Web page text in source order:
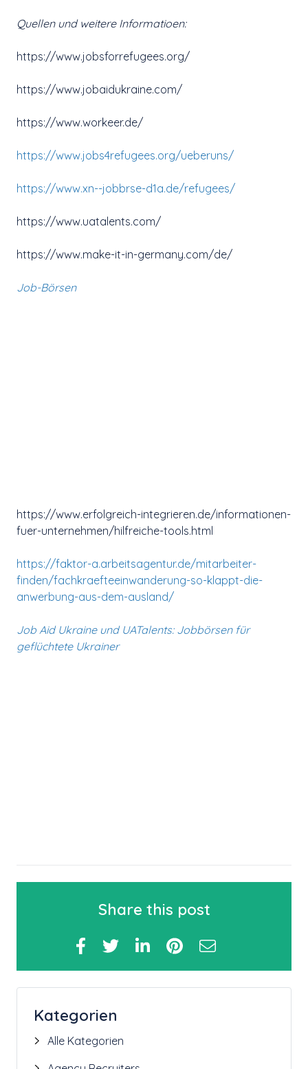
Quellen und weitere Informatioen:
https://www.jobsforrefugees.org/
https://www.jobaidukraine.com/
https://www.workeer.de/
https://www.jobs4refugees.org/ueberuns/
https://www.xn--jobbrse-d1a.de/refugees/
https://www.uatalents.com/
https://www.make-it-in-germany.com/de/
Job-Börsen
https://www.erfolgreich-integrieren.de/informationen-
fuer-unternehmen/hilfreiche-tools.html
https://faktor-a.arbeitsagentur.de/mitarbeiter-
finden/fachkraefteeinwanderung-so-klappt-die-
anwerbung-aus-dem-ausland/
Job Aid Ukraine und UATalents: Jobbörsen für
geflüchtete Ukrainer
Share this post
Kategorien
Alle Kategorien